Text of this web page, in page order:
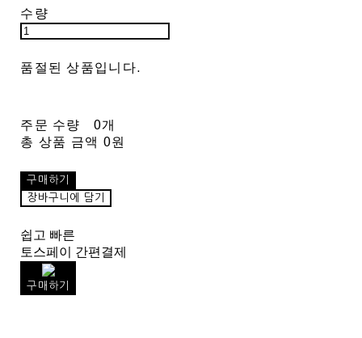
수량
품절된 상품입니다.
주문 수량
0개
총 상품 금액 0원
구매하기
장바구니에 담기
쉽고 빠른
토스페이 간편결제
구매하기